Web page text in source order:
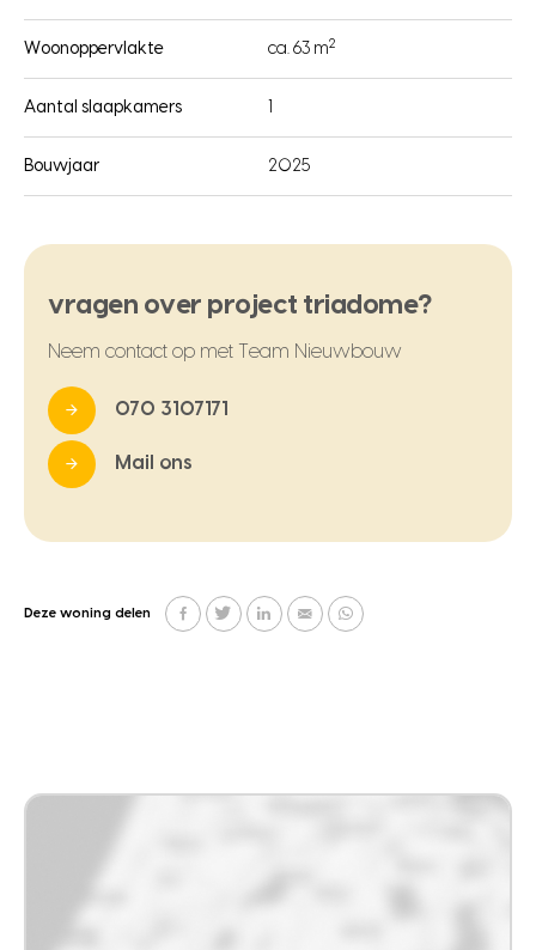
Woonoppervlakte ca. 63 m2
Aantal slaapkamers
Bouwjaar 2025
vragen over project triadome?
Neem contact op met Team Nieuwbouw
070 3107171
Mail ons
Deze woning delen